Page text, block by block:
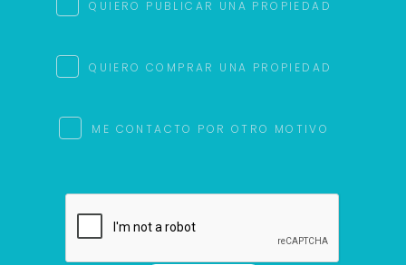
QUIERO PUBLICAR UNA PROPIEDAD
QUIERO COMPRAR UNA PROPIEDAD
ME CONTACTO POR OTRO MOTIVO